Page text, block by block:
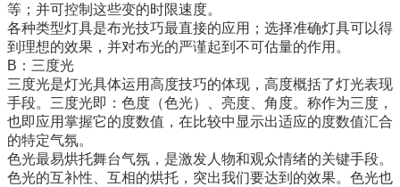
等；并可控制这些变的时限速度。
各种类型灯具是布光技巧最直接的应用；选择准确灯具可以得
到理想的效果，并对布光的严谨起到不可估量的作用。
B：三度光
三度光是灯光具体运用高度技巧的体现，高度概括了灯光表现
手段。三度光即：色度（色光）、亮度、角度。称作为三度，
也即应用掌握它的度数值，在比较中显示出适应的度数值汇合
的特定气氛。
色光最易烘托舞台气氛，是激发人物和观众情绪的关键手段。
色光的互补性、互相的烘托，突出我们要达到的效果。色光也